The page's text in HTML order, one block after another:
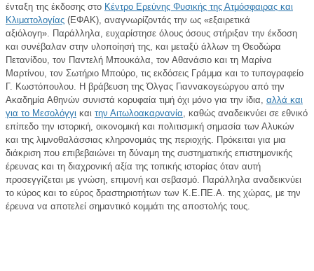
ένταξη της έκδοσης στο Κέντρο Ερεύνης Φυσικής της Ατμόσφαιρας και
Κλιματολογίας (ΕΦΑΚ), αναγνωρίζοντάς την ως «εξαιρετικά
αξιόλογη». Παράλληλα, ευχαρίστησε όλους όσους στήριξαν την έκδοση
και συνέβαλαν στην υλοποίησή της, και μεταξύ άλλων τη Θεοδώρα
Πετανίδου, τον Παντελή Μπουκάλα, τον Αθανάσιο και τη Μαρίνα
Μαρτίνου, τον Σωτήριο Μπούρο, τις εκδόσεις Γράμμα και το τυπογραφείο
Γ. Κωστόπουλου. Η βράβευση της Όλγας Γιαννακογεώργου από την
Ακαδημία Αθηνών συνιστά κορυφαία τιμή όχι μόνο για την ίδια, αλλά και
για το Μεσολόγγι και την Αιτωλοακαρνανία, καθώς αναδεικνύει σε εθνικό
επίπεδο την ιστορική, οικονομική και πολιτισμική σημασία των Αλυκών
και της λιμνοθαλάσσιας κληρονομιάς της περιοχής. Πρόκειται για μια
διάκριση που επιβεβαιώνει τη δύναμη της συστηματικής επιστημονικής
έρευνας και τη διαχρονική αξία της τοπικής ιστορίας όταν αυτή
προσεγγίζεται με γνώση, επιμονή και σεβασμό. Παράλληλα αναδεικνύει
το κύρος και το εύρος δραστηριοτήτων των Κ.Ε.ΠΕ.Α. της χώρας, με την
έρευνα να αποτελεί σημαντικό κομμάτι της αποστολής τους.